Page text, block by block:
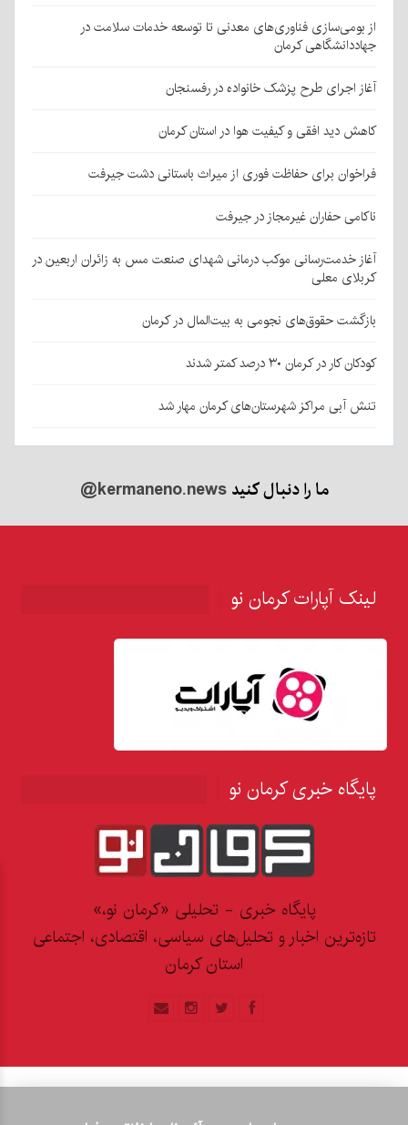
از بومی‌سازی فناوری‌های معدنی تا توسعه خدمات سلامت در
جهاددانشگاهی کرمان
آغاز اجرای طرح پزشک خانواده در رفسنجان
کاهش دید افقی و کیفیت هوا در استان کرمان
فراخوان برای حفاظت فوری از میراث باستانی دشت جیرفت
ناکامی حفاران غیرمجاز در جیرفت
آغاز خدمت‌رسانی موکب درمانی شهدای صنعت مس به زائران اربعین در
کربلای معلی
بازگشت حقوق‌های نجومی به بیت‌المال در کرمان
کودکان کار در کرمان ۳۰ درصد کمتر شدند
تنش آبی مراکز شهرستان‌های کرمان مهار شد
ما را دنبال کنید@kermaneno.news
لینک آپارات کرمان نو
پایگاه خبری کرمان نو
پایگاه خبری - تحلیلی «کرمان نو،»
تازه‌ترین اخبار و تحلیل‌های سیاسی، اقتصادی، اجتماعی
استان کرمان